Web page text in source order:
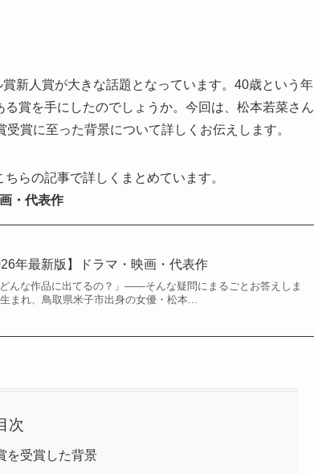
新人賞が大きな話題となっています。40歳という年
賞を手にしたのでしょうか。今回は、松本若菜さん
賞に至った背景について詳しくお伝えします。
らの記事で詳しくまとめています。
・代表作
年最新版】ドラマ・映画・代表作
んな作品に出てるの？」——そんな疑問にまるごとお答えしま
まれ、鳥取県米子市出身の女優・松本...
次
を受賞した背景